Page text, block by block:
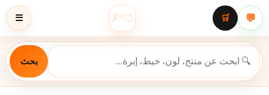
☰ 💬
🛒
بحث